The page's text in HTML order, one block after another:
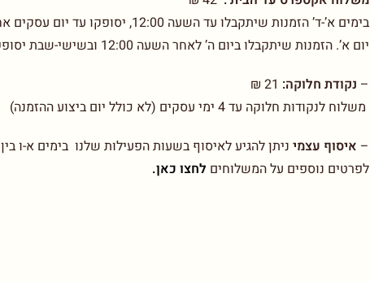
יום א’. הזמנות שיתקבלו ביום ה’ לאחר השעה 12:00 ובשישי-שבת יסופקו עד יום ב’. בכפוף לתקנון
– נקודת חלוקה: 21 ₪
משלוח לנקודות חלוקה עד 4 ימי עסקים (לא כולל יום ביצוע ההזמנה)
– איסוף עצמיניתן להגיע לאיסוף בשעות הפעילות שלנו בימים א-ו בין 07:00-14.00 ללא עלות.
לפרטים נוספים על המשלוחים לחצו כאן.